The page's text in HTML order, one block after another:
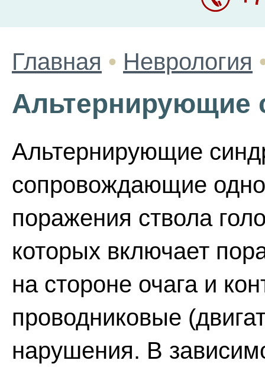
Главная • Неврология
Альтернирующие
Альтернирующие
сопровождающие
поражения ствола
которых включает
на стороне очага и
проводниковые
нарушения. В